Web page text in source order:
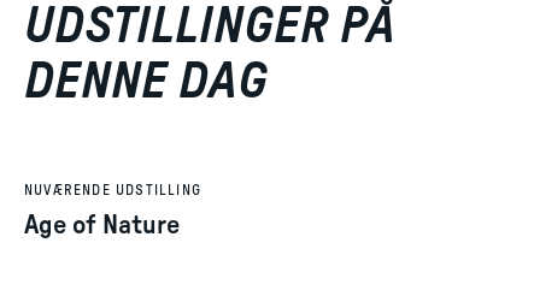
UDSTILLINGER PÅ
DENNE DAG
NUVÆRENDE UDSTILLING
Age of Nature